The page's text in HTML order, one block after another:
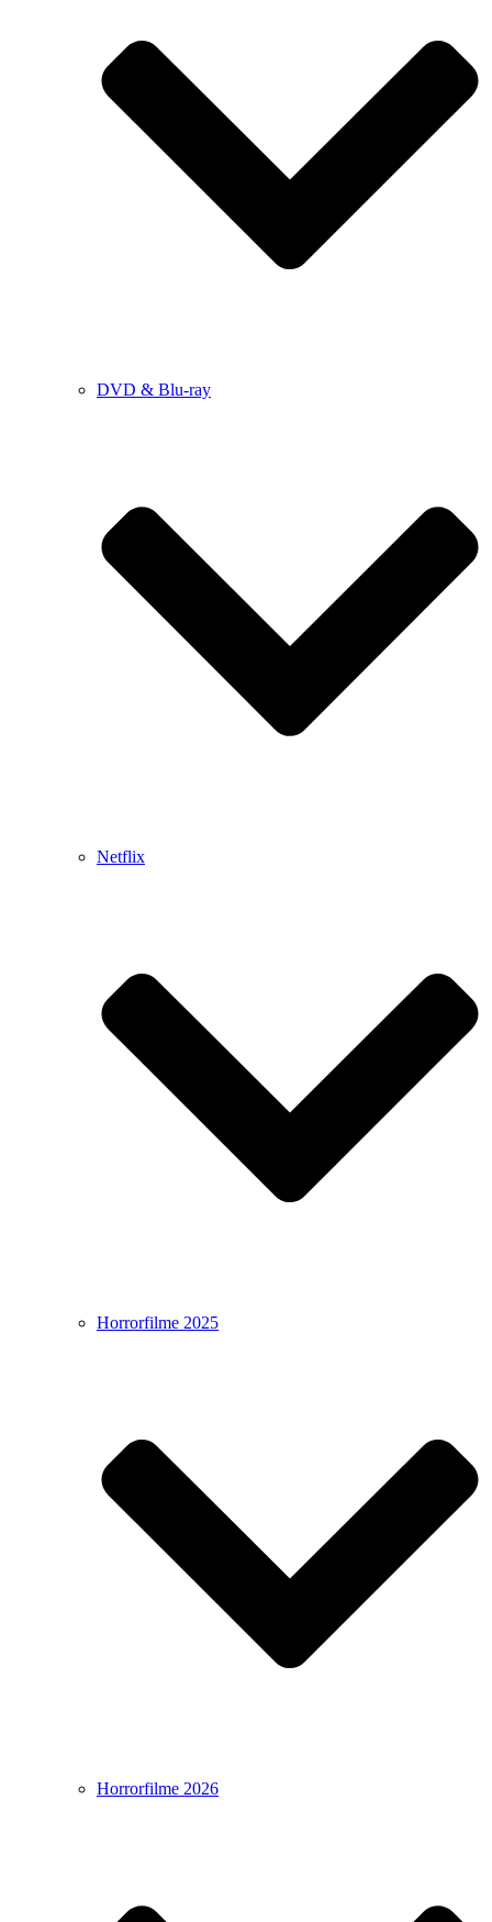
DVD & Blu-ray
Netflix
Horrorfilme 2025
Horrorfilme 2026